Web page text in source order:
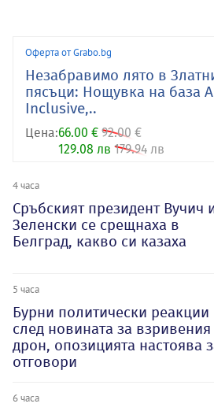
Оферта от Grabo.bg
Незабравимо лято в
пясъци: Нощувка на база
Inclusive,..
Цена:66.00 € 92.00 €
129.08 лв 179.94 лв
4 часа
Сръбският президент Вучич
Зеленски се срещнаха в
Белград, какво си казаха
5 часа
Бурни политически реакции
след новината за взривения
дрон, опозицията настоява
отговори
6 часа